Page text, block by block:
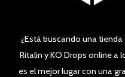
¿Está buscando una
Ritalin y KO Drops online a
es el mejor lugar con una